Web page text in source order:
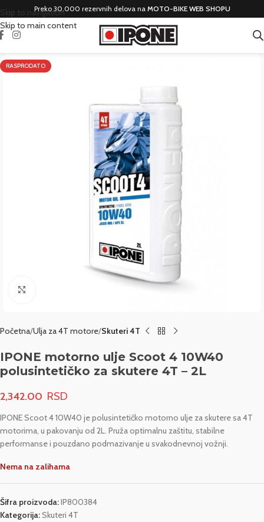
Skip to navigation
Skip to main content
Preko 30.000 rezervnih delova na MOTO-BIKE WEB SHOPU
RASPRODATO
Početna Ulja za 4T motore Skuteri 4T
IPONE motorno ulje Scoot 4 10W40
polusintetičko za skutere 4T – 2L
2,342.00
IPONE Scoot 4 10W40 je polusintetičko motorno ulje za skutere sa 4T
motorima, u pakovanju od 2L. Pruža optimalnu zaštitu, stabilne
performanse i pouzdano podmazivanje u svakodnevnoj vožnji.
Nema na zalihama
Šifra proizvoda:IP800384
Kategorija:Skuteri 4T